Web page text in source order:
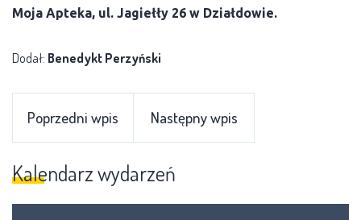
Moja Apteka, ul. Jagiełły 26 w Działdowie.
Dodał: Benedykt Perzyński
Poprzedni wpis Następny wpis
Kalendarz wydarzeń